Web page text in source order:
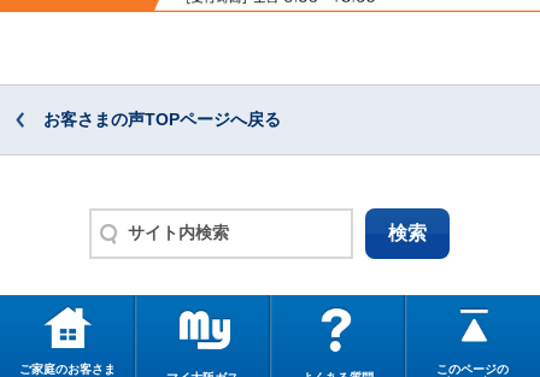
お客さまの声TOPページへ戻る
ご家庭のお客さま
このページの